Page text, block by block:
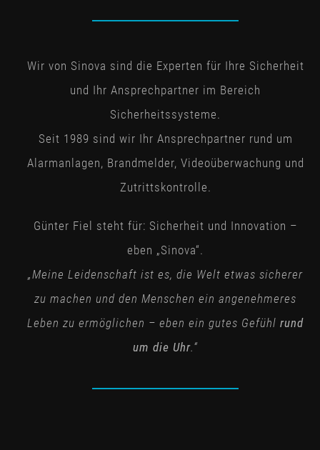
Wir von Sinova sind die Experten für Ihre Sicherheit
und Ihr Ansprechpartner im Bereich
Sicherheitssysteme.
Seit 1989 sind wir Ihr Ansprechpartner rund um
Alarmanlagen, Brandmelder, Videoüberwachung und
Zutrittskontrolle.
Günter Fiel steht für: Sicherheit und Innovation –
eben „Sinova“.
„Meine Leidenschaft ist es, die Welt etwas sicherer
zu machen und den Menschen ein angenehmeres
Leben zu ermöglichen – eben ein gutes Gefühlrund
um die Uhr.“